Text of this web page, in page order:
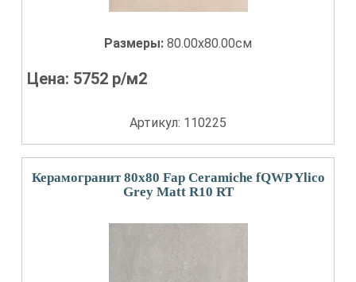
Размеры: 80.00x80.00см
Цена: 5752 р/м2
Артикул: 110225
Керамогранит 80x80 Fap Ceramiche fQWP Ylico
Grey Matt R10 RT